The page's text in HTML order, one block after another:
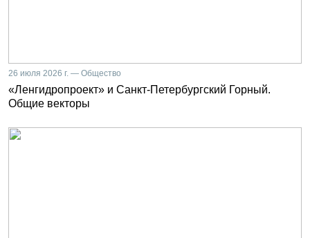
26 июля 2026 г. — Общество
«Ленгидропроект» и Санкт-Петербургский Горный.
Общие векторы